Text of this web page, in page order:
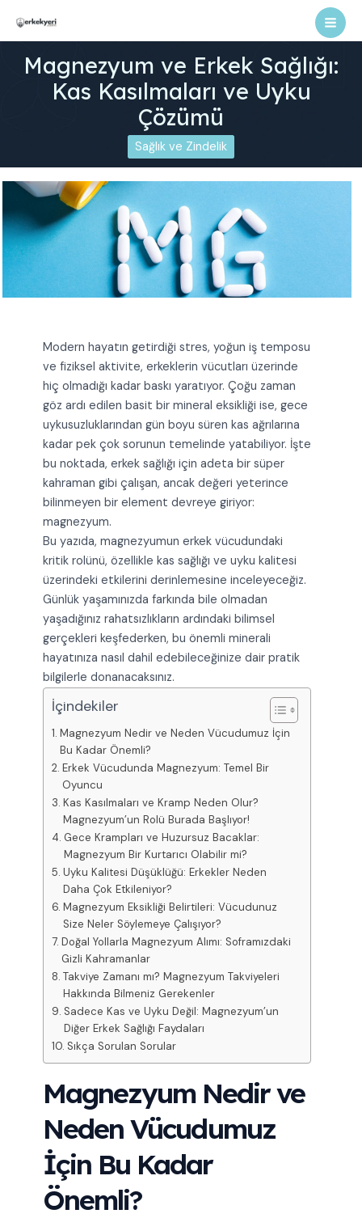
atla
Magnezyum ve Erkek Sağlığı:
Kas Kasılmaları ve Uyku
Çözümü
Sağlık ve Zindelik
Modern hayatın getirdiği stres, yoğun iş temposu
ve fiziksel aktivite, erkeklerin vücutları üzerinde
hiç olmadığı kadar baskı yaratıyor. Çoğu zaman
göz ardı edilen basit bir mineral eksikliği ise, gece
uykusuzluklarından gün boyu süren kas ağrılarına
kadar pek çok sorunun temelinde yatabiliyor. İşte
bu noktada, erkek sağlığı için adeta bir süper
kahraman gibi çalışan, ancak değeri yeterince
bilinmeyen bir element devreye giriyor:
magnezyum.
Bu yazıda, magnezyumun erkek vücudundaki
kritik rolünü, özellikle kas sağlığı ve uyku kalitesi
üzerindeki etkilerini derinlemesine inceleyeceğiz.
Günlük yaşamınızda farkında bile olmadan
yaşadığınız rahatsızlıkların ardındaki bilimsel
gerçekleri keşfederken, bu önemli minerali
hayatınıza nasıl dahil edebileceğinize dair pratik
bilgilerle donanacaksınız.
İçindekiler
Magnezyum Nedir ve Neden Vücudumuz İçin
Bu Kadar Önemli?
Erkek Vücudunda Magnezyum: Temel Bir
Oyuncu
Kas Kasılmaları ve Kramp Neden Olur?
Magnezyum’un Rolü Burada Başlıyor!
Gece Krampları ve Huzursuz Bacaklar:
Magnezyum Bir Kurtarıcı Olabilir mi?
Uyku Kalitesi Düşüklüğü: Erkekler Neden
Daha Çok Etkileniyor?
Magnezyum Eksikliği Belirtileri: Vücudunuz
Size Neler Söylemeye Çalışıyor?
Doğal Yollarla Magnezyum Alımı: Soframızdaki
Gizli Kahramanlar
Takviye Zamanı mı? Magnezyum Takviyeleri
Hakkında Bilmeniz Gerekenler
Sadece Kas ve Uyku Değil: Magnezyum’un
Diğer Erkek Sağlığı Faydaları
Sıkça Sorulan Sorular
Magnezyum Nedir ve
Neden Vücudumuz
İçin Bu Kadar
Önemli?